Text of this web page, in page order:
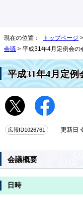
現在の位置： トップページ >
会議 > 平成31年4月定例会の
平成31年4月定例
広報ID1026761 更新日
会議概要
日時